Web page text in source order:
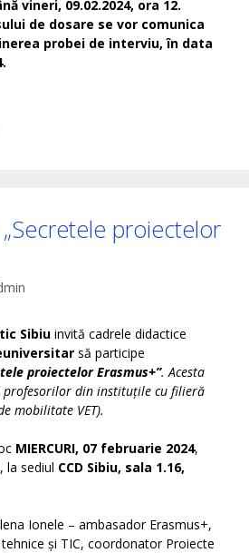
vineri, 09.02.2024, ora 12.
de dosare se vor comunica
probei de interviu, în data
proiectelor
Sibiu invită cadrele didactice
să participe
proiectelor Erasmus+”.Acesta
profesorilor din instituțile cu filieră
mobilitate VET).
MIERCURI, 07 februarie 2024,
, la sediul CCD Sibiu, sala 1.16,
Ionele – ambasador Erasmus+,
și TIC, coordonator Proiecte